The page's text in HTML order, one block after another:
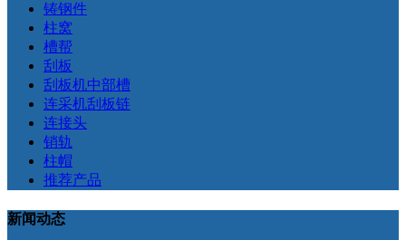
铸钢件
柱窝
槽帮
刮板
刮板机中部槽
连采机刮板链
连接头
销轨
柱帽
推荐产品
新闻动态